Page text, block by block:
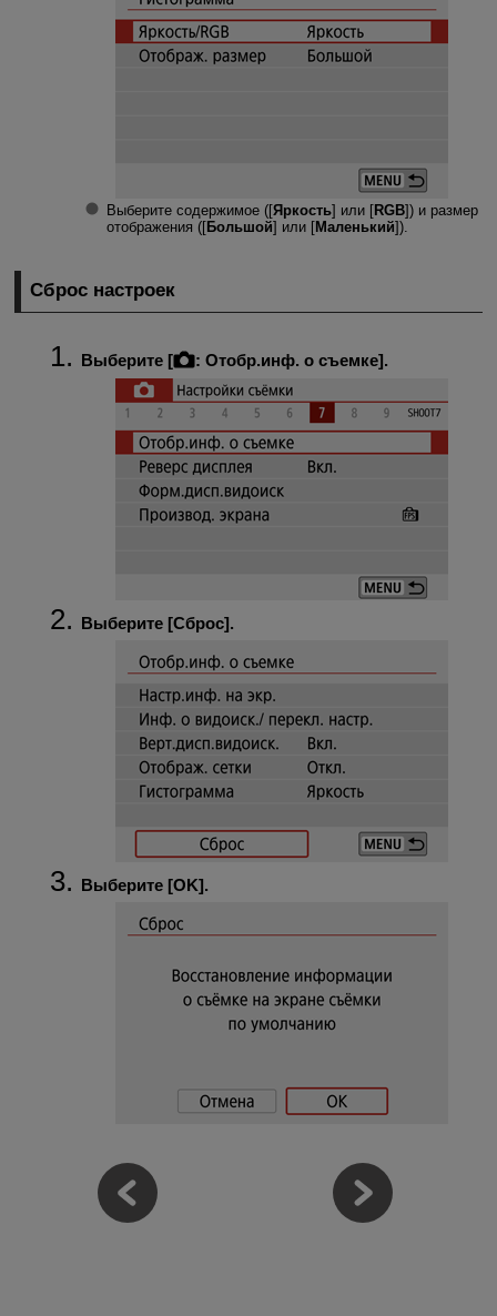
Выберите содержимое ([Яркость] или [RGB]) и размер
отображения ([Большой] или [Маленький]).
Сброс настроек
Выберите [ : Отобр.инф. о съемке].
Выберите [Сброс].
Выберите [OK].